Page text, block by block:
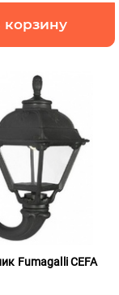
корзину
Fumagalli CEFA